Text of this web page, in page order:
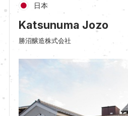
日本
Katsunuma Jozo
勝沼醸造株式会社